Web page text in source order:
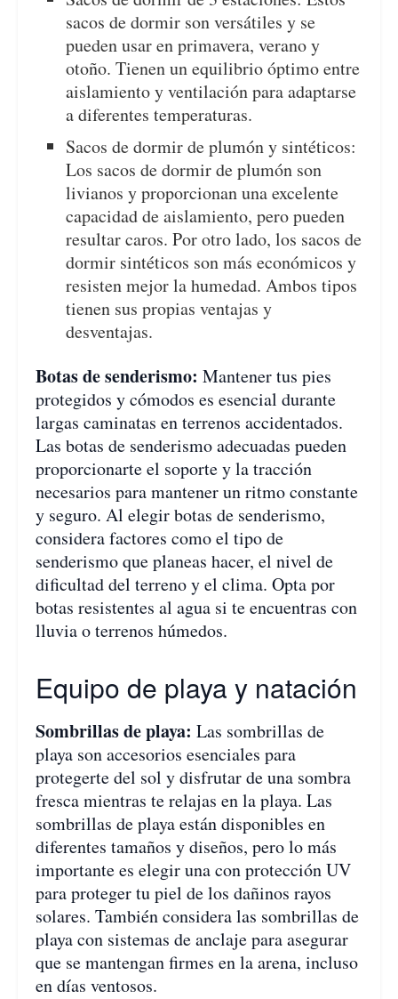
sacos de dormir son versátiles y se
pueden usar en primavera, verano y
otoño. Tienen un equilibrio óptimo entre
aislamiento y ventilación para adaptarse
a diferentes temperaturas.
Sacos de dormir de plumón y sintéticos:
Los sacos de dormir de plumón son
livianos y proporcionan una excelente
capacidad de aislamiento, pero pueden
resultar caros. Por otro lado, los sacos de
dormir sintéticos son más económicos y
resisten mejor la humedad. Ambos tipos
tienen sus propias ventajas y
desventajas.
Botas de senderismo: Mantener tus pies
protegidos y cómodos es esencial durante
largas caminatas en terrenos accidentados.
Las botas de senderismo adecuadas pueden
proporcionarte el soporte y la tracción
necesarios para mantener un ritmo constante
y seguro. Al elegir botas de senderismo,
considera factores como el tipo de
senderismo que planeas hacer, el nivel de
dificultad del terreno y el clima. Opta por
botas resistentes al agua si te encuentras con
lluvia o terrenos húmedos.
Equipo de playa y natación
Sombrillas de playa: Las sombrillas de
playa son accesorios esenciales para
protegerte del sol y disfrutar de una sombra
fresca mientras te relajas en la playa. Las
sombrillas de playa están disponibles en
diferentes tamaños y diseños, pero lo más
importante es elegir una con protección UV
para proteger tu piel de los dañinos rayos
solares. También considera las sombrillas de
playa con sistemas de anclaje para asegurar
que se mantengan firmes en la arena, incluso
en días ventosos.